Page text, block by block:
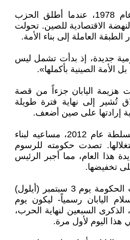
بدأ هذا الوضع بالتغير عام 1978، عندما أطلق الحزب
الاقتصادية للصين. تحولت
العاملة إلى بناء الأمة.
جديدة، إذ بدأت تشمل ليس
بل الأمة الصينية بأكملها».
هزيمة اليابان جزءاً من قصة
تُشير إلى نهاية فترة طويلة
إرادتها على صين أضعف.
عزز شي، الذي تولى السلطة عام 2012، مساعيه لبناء
تصدت حكومته للرسوم
هذا العام، مما أجبر الرئيس
تخفيضها.
في عام 2014، خصصت الحكومة يوم 3 سبتمبر (أيلول)
اليابان رسمياً- ليكون يوم
الذكرى السبعين لنهاية الحرب،
اليوم لأول مرة.